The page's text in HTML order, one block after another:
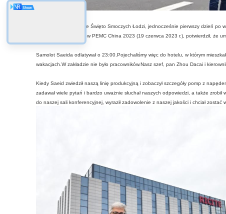
22.06.2023 tradycyjnie Święto Smoczych Łodzi, jednocześnie pierwszy dzień
pierwszego dnia targów PEMC China 2023 (19 czerwca 2023 r.), potwierdził, że
Samolot Saeida odlatywał o 23:00.Pojechaliśmy więc do hotelu, w którym
wakacjach.W zakładzie nie było pracowników.Nasz szef, pan Zhou Dacai i
Kiedy Saeid zwiedził naszą linię produkcyjną i zobaczył szczegóły pomp z
zadawał wiele pytań i bardzo uważnie słuchał naszych odpowiedzi, a także
do naszej sali konferencyjnej, wyraził zadowolenie z naszej jakości i chciał zostać